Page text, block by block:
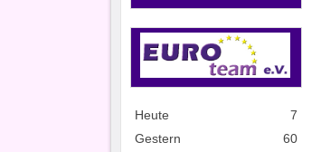
Heute
7
Gestern
60